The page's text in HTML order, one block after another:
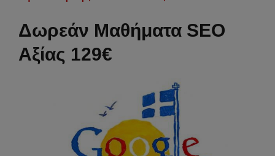
Δωρεάν Μαθήματα SEO
Αξίας 129€